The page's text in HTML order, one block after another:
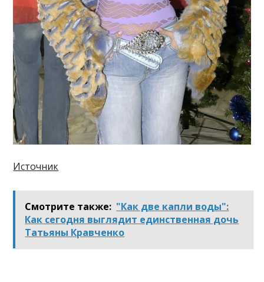
Источник
Смотрите также: "Как две капли воды":
Как сегодня выглядит единственная дочь
Татьяны Кравченко